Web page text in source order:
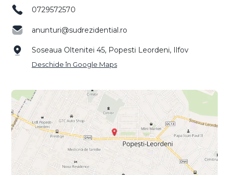
0729572570
anunturi@sudrezidential.ro
Soseaua Oltenitei 45, Popesti Leordeni, Ilfov
Deschide în Google Maps